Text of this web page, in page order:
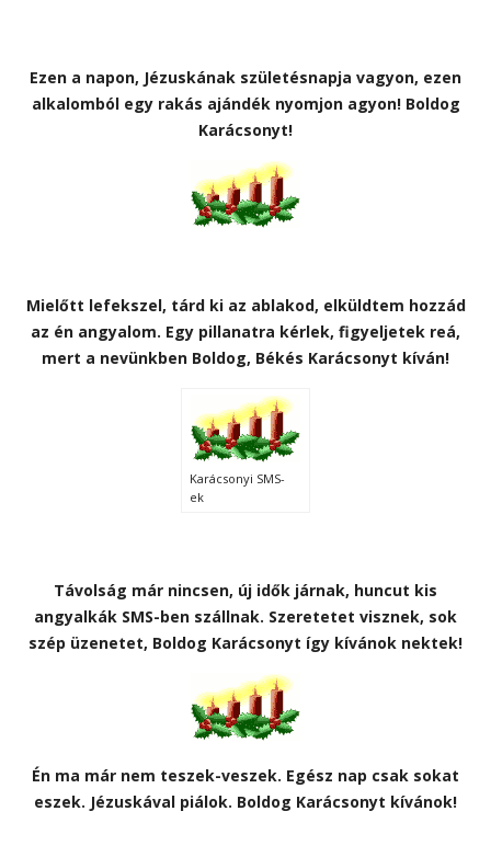
Ezen a napon, Jézuskának születésnapja vagyon, ezen
alkalomból egy rakás ajándék nyomjon agyon! Boldog
Karácsonyt!
Mielőtt lefekszel, tárd ki az ablakod, elküldtem hozzád
az én angyalom. Egy pillanatra kérlek, figyeljetek reá,
mert a nevünkben Boldog, Békés Karácsonyt kíván!
Karácsonyi SMS-
ek
Távolság már nincsen, új idők járnak, huncut kis
angyalkák SMS-ben szállnak. Szeretetet visznek, sok
szép üzenetet, Boldog Karácsonyt így kívánok nektek!
Én ma már nem teszek-veszek. Egész nap csak sokat
eszek. Jézuskával piálok. Boldog Karácsonyt kívánok!